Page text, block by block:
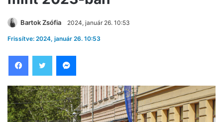
Bartok Zsófia 2024, január 26. 10:53
Frissítve: 2024, január 26. 10:53